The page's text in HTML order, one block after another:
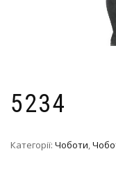
5234
Категорії: Чоботи,